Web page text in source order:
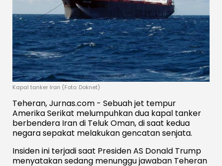
Kapal tanker Iran (Foto: Doknet)
Teheran, Jurnas.com - Sebuah jet tempur
Amerika Serikat melumpuhkan dua kapal tanker
berbendera Iran di Teluk Oman, di saat kedua
negara sepakat melakukan gencatan senjata.
Insiden ini terjadi saat Presiden AS Donald Trump
menyatakan sedang menunggu jawaban Teheran